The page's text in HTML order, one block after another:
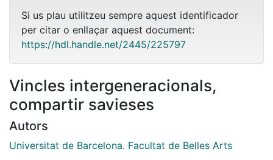
Si us plau utilitzeu sempre aquest identificador
per citar o enllaçar aquest document:
https://hdl.handle.net/2445/225797
Vincles intergeneracionals,
compartir savieses
Autors
Universitat de Barcelona. Facultat de Belles Arts